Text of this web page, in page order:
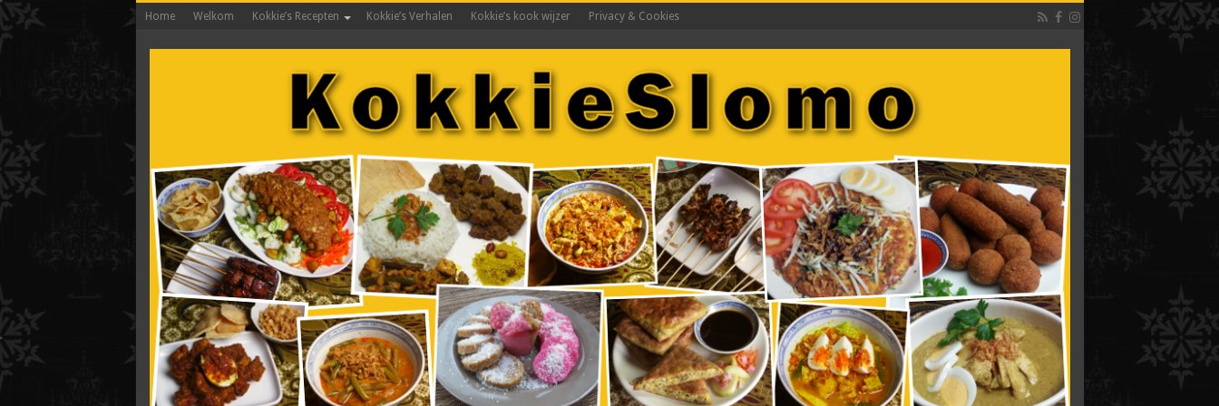
Home Welkom Kokkie’s Recepten Kokkie’s Verhalen Kokkie’s kook wijzer Privacy & Cookies